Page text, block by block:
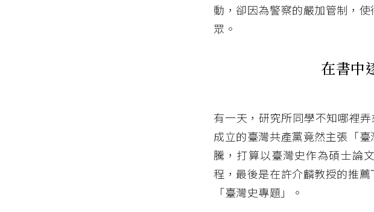
動，卻因為警察的嚴加管制，
眾。
在書中
有一天，研究所同學不知哪裡
成立的臺灣共產黨竟然主張「
騰，打算以臺灣史作為碩士論
程，最後是在許介麟教授的推
「臺灣史專題」。